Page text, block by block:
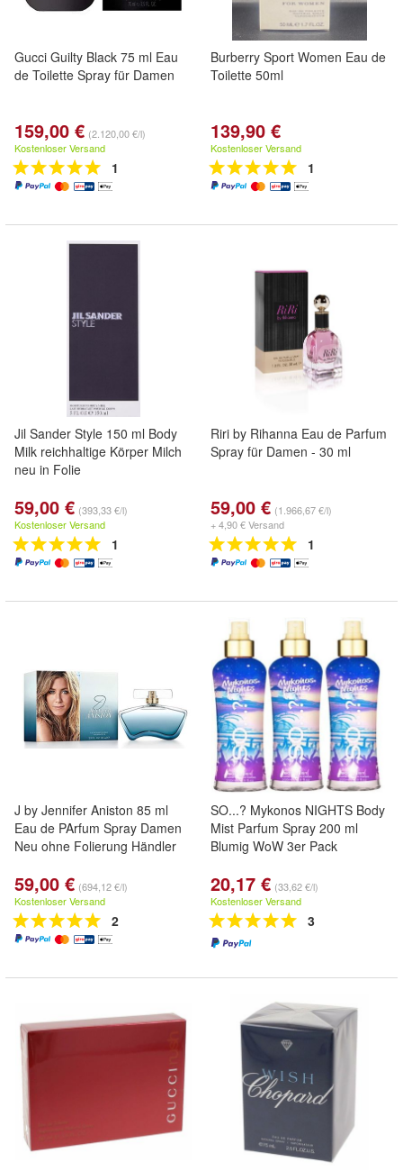
Gucci Guilty Black 75 ml Eau
de Toilette Spray für Damen
159,00 € (2.120,00 €/l)
Kostenloser Versand
1
Burberry Sport Women Eau de
Toilette 50ml
139,90 €
Kostenloser Versand
1
Jil Sander Style 150 ml Body
Milk reichhaltige Körper Milch
neu in Folie
59,00 € (393,33 €/l)
Kostenloser Versand
1
Riri by Rihanna Eau de Parfum
Spray für Damen - 30 ml
59,00 € (1.966,67 €/l)
+ 4,90 € Versand
1
J by Jennifer Aniston 85 ml
Eau de PArfum Spray Damen
Neu ohne Folierung Händler
59,00 € (694,12 €/l)
Kostenloser Versand
2
SO...? Mykonos NIGHTS Body
Mist Parfum Spray 200 ml
Blumig WoW 3er Pack
20,17 € (33,62 €/l)
Kostenloser Versand
3